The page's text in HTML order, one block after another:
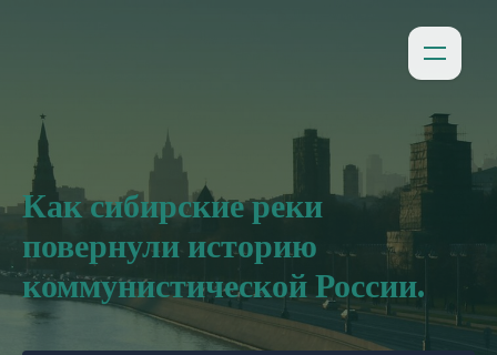
Как сибирские реки
повернули историю
коммунистической России.